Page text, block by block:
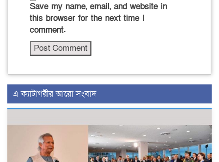
Save my name, email, and website in
this browser for the next time I
comment.
এ ক্যাটাগরীর আরো সংবাদ